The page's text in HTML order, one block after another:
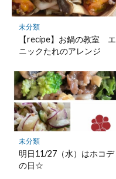
に
保
存
未分類
【recipe】お鍋の教室
ニックたれのアレンジ
未分類
明日11/27（水）はホコデ
の日☆